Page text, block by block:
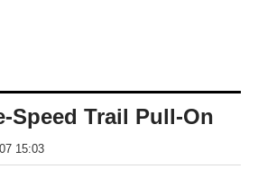
Speed Trail Pull-On
15:03